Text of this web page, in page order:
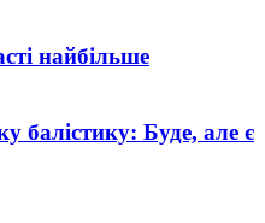
найбільше
балістику: Буде, але є